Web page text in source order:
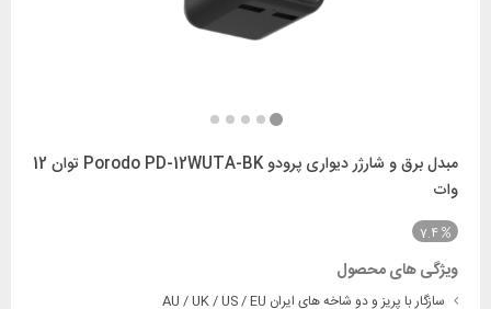
مبدل برق و شارژر دیواری پرودو Porodo PD-12WUTA-BK توان 12
وات
7.4
ویژگی های محصول
سازگار با پریز و دو شاخه های ایران AU / UK / US / EU